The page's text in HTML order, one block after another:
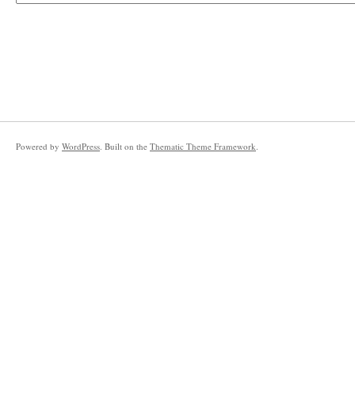
Powered by WordPress . Built on the Thematic Theme Framework